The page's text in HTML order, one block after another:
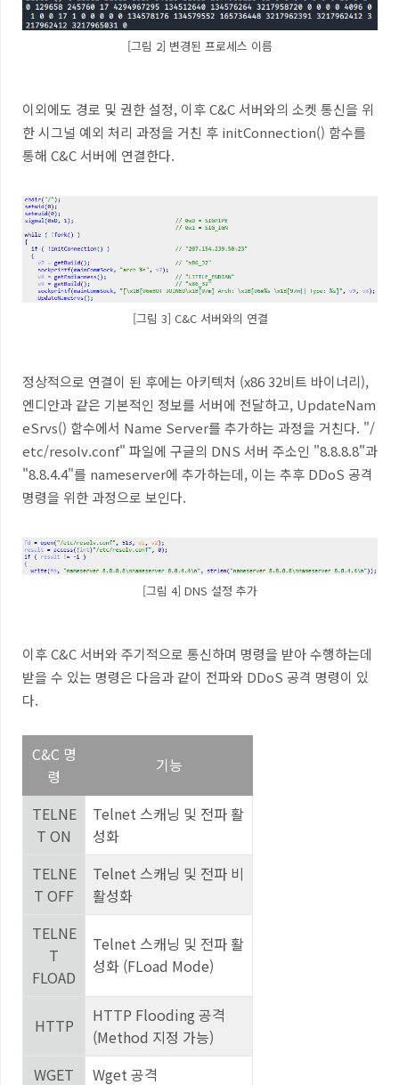
[그림 2] 변경된 프로세스 이름
이외에도 경로 및 권한 설정, 이후C&C서버와의 소켓 통신을 위
한 시그널 예외 처리 과정을 거친 후 initConnection() 함수를
통해 C&C서버에 연결한다.
[그림 3] C&C 서버와의 연결
정상적으로 연결이 된 후에는 아키텍처 (x86 32비트 바이너리),
엔디안과 같은 기본적인 정보를 서버에 전달하고, UpdateNam
eSrvs() 함수에서 Name Server를 추가하는 과정을 거친다. "/
etc/resolv.conf" 파일에 구글의 DNS 서버 주소인 "8.8.8.8"과
"8.8.4.4"를 nameserver에 추가하는데, 이는 추후 DDoS 공격
명령을 위한 과정으로 보인다.
[그림 4] DNS 설정 추가
이후C&C서버와 주기적으로 통신하며 명령을 받아 수행하는데
받을 수 있는 명령은 다음과 같이 전파와 DDoS 공격 명령이 있
다.
C&C 명
령
기능
TELNE
T ON
Telnet 스캐닝 및 전파 활
성화
TELNE
T OFF
Telnet 스캐닝 및 전파 비
활성화
TELNE
T
FLOAD
Telnet 스캐닝 및 전파 활
성화 (FLoad Mode)
HTTP HTTP Flooding 공격
(Method 지정 가능)
WGET
Wget 공격